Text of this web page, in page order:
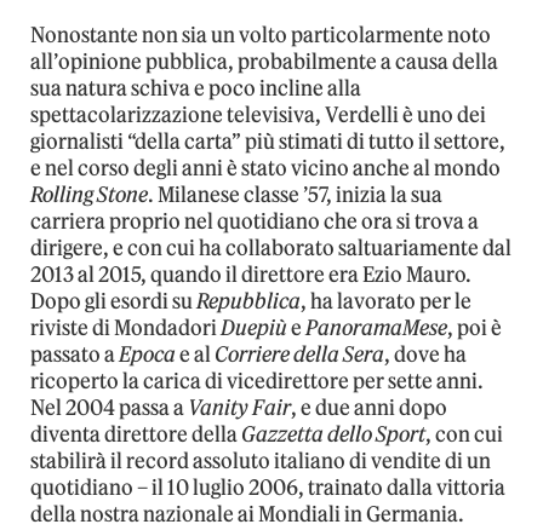
Nonostante non sia un volto particolarmente noto
all’opinione pubblica, probabilmente a causa della
sua natura schiva e poco incline alla
spettacolarizzazione televisiva, Verdelli è uno dei
giornalisti “della carta” più stimati di tutto il settore,
e nel corso degli anni è stato vicino anche al mondo
Rolling Stone. Milanese classe ’57, inizia la sua
carriera proprio nel quotidiano che ora si trova a
dirigere, e con cui ha collaborato saltuariamente dal
2013 al 2015, quando il direttore era Ezio Mauro.
Dopo gli esordi suRepubblica, ha lavorato per le
riviste di MondadoriDuepiùePanoramaMese, poi è
passato aEpocae alCorriere della Sera, dove ha
ricoperto la carica di vicedirettore per sette anni.
Nel 2004 passa a Vanity Fair, e due anni dopo
diventa direttore dellaGazzetta dello Sport, con cui
stabilirà il record assoluto italiano di vendite di un
quotidiano – il 10 luglio 2006, trainato dalla vittoria
della nostra nazionale ai Mondiali in Germania.